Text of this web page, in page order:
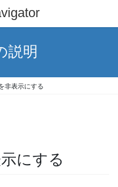
説明
非表示にする
にする